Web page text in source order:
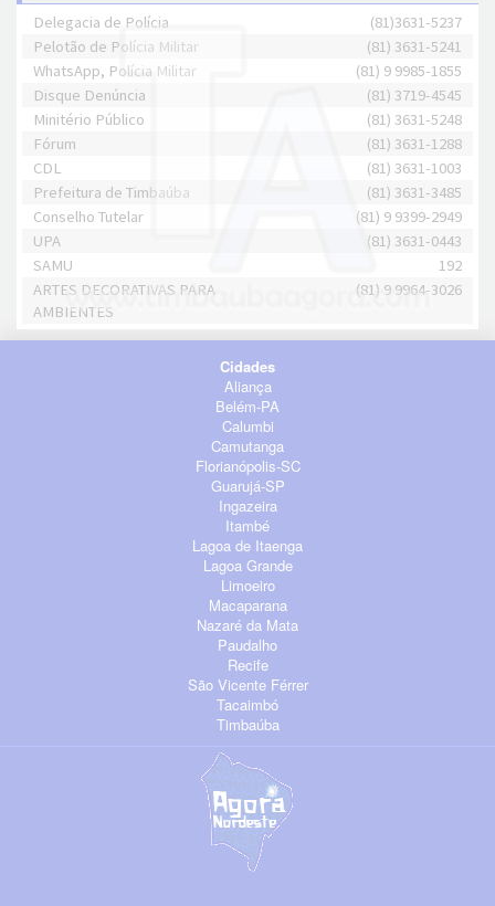
Delegacia de Polícia
(81)3631-5237
Pelotão de Polícia Militar
(81) 3631-5241
WhatsApp, Polícia Militar
(81) 9 9985-1855
Disque Denúncia
(81) 3719-4545
Minitério Público
(81) 3631-5248
Fórum
(81) 3631-1288
CDL
(81) 3631-1003
Prefeitura de Timbaúba
(81) 3631-3485
Conselho Tutelar
(81) 9 9399-2949
UPA
(81) 3631-0443
SAMU
192
ARTES DECORATIVAS PARA
AMBIENTES
(81) 9 9964-3026
Cidades
Aliança
Belém-PA
Calumbi
Camutanga
Florianópolis-SC
Guarujá-SP
Ingazeira
Itambé
Lagoa de Itaenga
Lagoa Grande
Limoeiro
Macaparana
Nazaré da Mata
Paudalho
Recife
São Vicente Férrer
Tacaimbó
Timbaúba